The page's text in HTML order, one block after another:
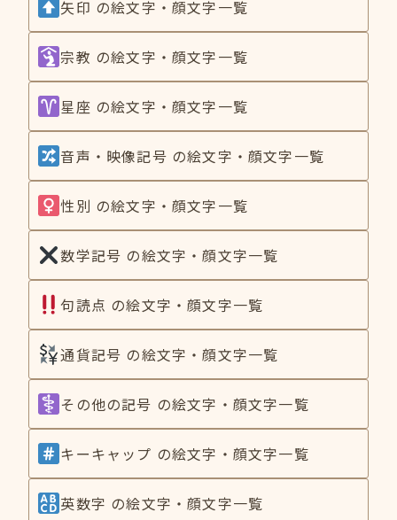
矢印 の絵文字・顔文字一覧
宗教 の絵文字・顔文字一覧
星座 の絵文字・顔文字一覧
音声・映像記号 の絵文字・顔文字一覧
性別 の絵文字・顔文字一覧
数学記号 の絵文字・顔文字一覧
句読点 の絵文字・顔文字一覧
通貨記号 の絵文字・顔文字一覧
その他の記号 の絵文字・顔文字一覧
キーキャップ の絵文字・顔文字一覧
英数字 の絵文字・顔文字一覧